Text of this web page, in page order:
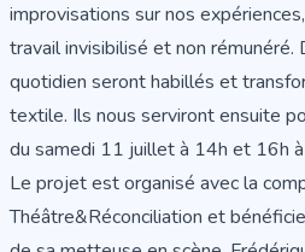
improvisations sur nos
travail invisibilisé et non
quotidien seront habillés et
textile. Ils nous serviront ensuite
du samedi 11 juillet à 14h et 16h
Le projet est organisé avec la
Théâtre&Réconciliation et